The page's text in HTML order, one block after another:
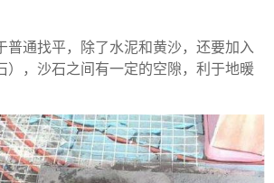
普通找平，除了水泥和黄沙，还要加入
），沙石之间有一定的空隙，利于地暖